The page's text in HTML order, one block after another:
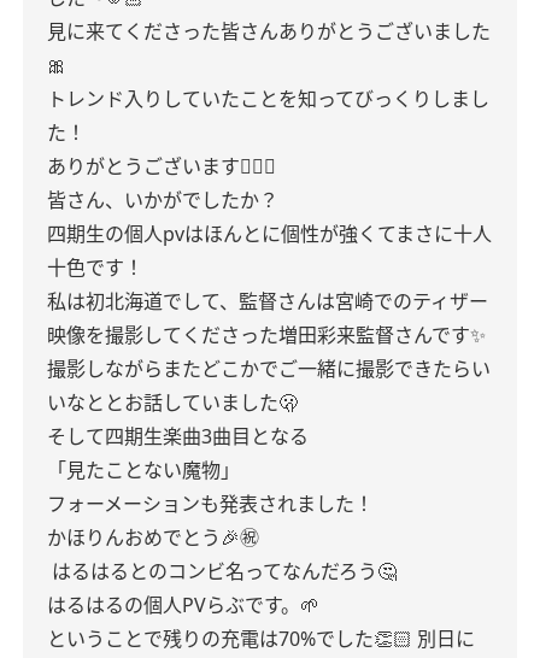
見に来てくださった皆さんありがとうございました
🎀
トレンド入りしていたことを知ってびっくりしまし
た！
ありがとうございます🙇🏻‍♀️
皆さん、いかがでしたか？
四期生の個人pvはほんとに個性が強くてまさに十人
十色です！
私は初北海道でして、監督さんは宮崎でのティザー
映像を撮影してくださった増田彩来監督さんです✨
撮影しながらまたどこかでご一緒に撮影できたらい
いなととお話していました🫢
そして四期生楽曲3曲目となる
「見たことない魔物」
フォーメーションも発表されました！
かほりんおめでとう🎉㊗️
はるはるとのコンビ名ってなんだろう🤔
はるはるの個人PVらぶです。🌱
ということで残りの充電は70%でした👏🏻 別日に